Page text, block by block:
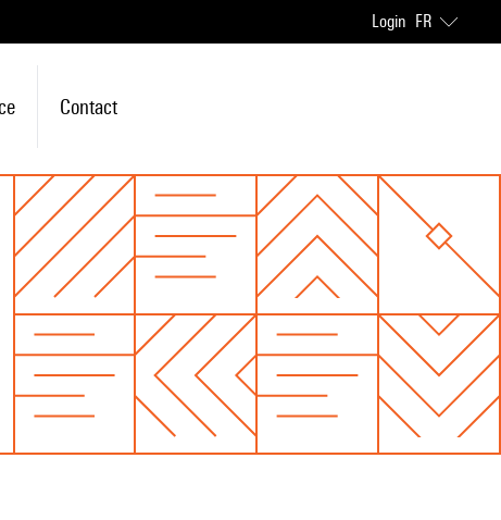
Login FR
Contact